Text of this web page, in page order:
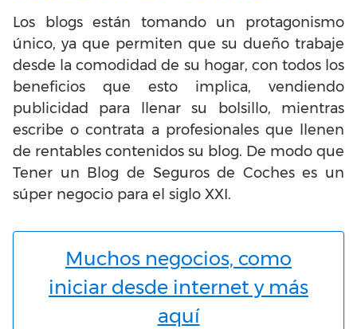
Los blogs están tomando un protagonismo
único, ya que permiten que su dueño trabaje
desde la comodidad de su hogar, con todos los
beneficios que esto implica, vendiendo
publicidad para llenar su bolsillo, mientras
escribe o contrata a profesionales que llenen
de rentables contenidos su blog. De modo que
Tener un Blog de Seguros de Coches es un
súper negocio para el siglo XXI.
Muchos negocios, como
iniciar desde internet y más
aquí